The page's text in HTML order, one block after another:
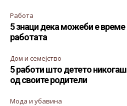
Работа
5 знаци дека можеби е време
работата
Дом и семејство
5 работи што детето
од своите родители
Мода и убавина